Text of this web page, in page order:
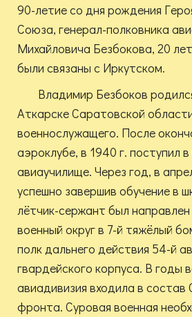
90-летие со дня рождения
Союза, генерал-полковника
Михайловича Безбокова, 20
были связаны с Иркутском.
Владимир Безбоков
Аткарске Саратовской
военнослужащего. После
аэроклубе, в 1940 г. поступил
авиаучилище. Через год, в
успешно завершив обучение в
лётчик-сержант был
военный округ в 7-й тяжёлый
полк дальнего действия 54-й
гвардейского корпуса. В годы
авиадивизия входила в
фронта. Суровая военная